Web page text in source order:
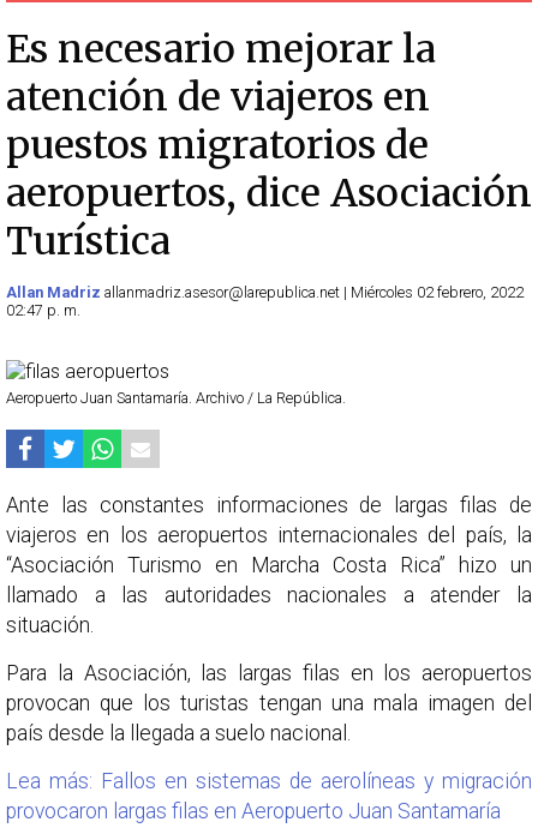
Es necesario mejorar la
atención de viajeros en
puestos migratorios de
aeropuertos, dice Asociación
Turística
Allan Madriz allanmadriz.asesor@larepublica.net | Miércoles 02 febrero, 2022
02:47 p. m.
Aeropuerto Juan Santamaría. Archivo / La República.
Ante las constantes informaciones de largas filas de
viajeros en los aeropuertos internacionales del país, la
“Asociación Turismo en Marcha Costa Rica” hizo un
llamado a las autoridades nacionales a atender la
situación.
Para la Asociación, las largas filas en los aeropuertos
provocan que los turistas tengan una mala imagen del
país desde la llegada a suelo nacional.
Lea más: Fallos en sistemas de aerolíneas y migración
provocaron largas filas en Aeropuerto Juan Santamaría